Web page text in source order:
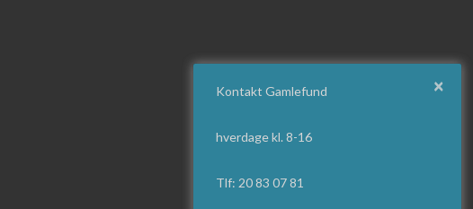
×
Kontakt Gamlefund
hverdage kl. 8-16
Tlf: 20 83 07 81